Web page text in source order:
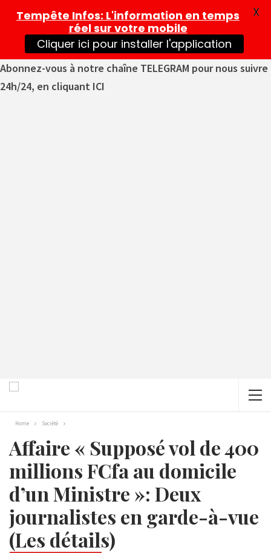
Abonnez-vous à notre chaîne TELEGRAM pour nous suivre
24h/24, en cliquant ICI
Home Société
Affaire « Supposé vol de 400
millions FCfa au domicile
d’un Ministre »: Deux
journalistes en garde-à-vue
(Les détails)
Tempête Infos: L'information en temps
réel sur votre mobile
Cliquer ici pour installer l'application
X